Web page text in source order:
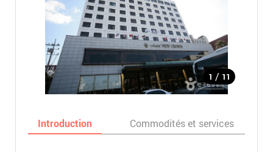
1 / 11
Introduction Commodités et services